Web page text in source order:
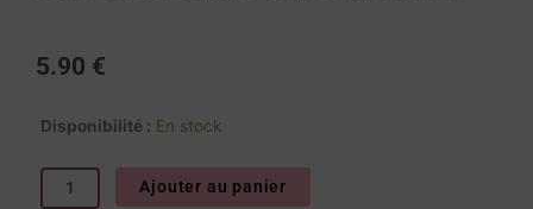
5.90 €
Disponibilité : En stock
quantité
Houppette
teint
Ajouter au panier